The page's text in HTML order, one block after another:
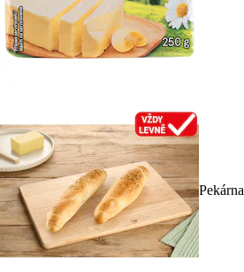
Pekárna